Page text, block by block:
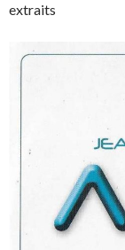
extraits